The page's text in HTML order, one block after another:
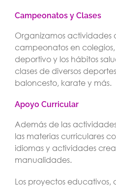
Campeonatos y Clases
Organizamos actividades
campeonatos en
deportivo y los hábitos
clases de diversos
baloncesto, karate y más.
Apoyo Curricular
Además de las
las materias curriculares
idiomas y actividades
manualidades.
Los proyectos educativos,